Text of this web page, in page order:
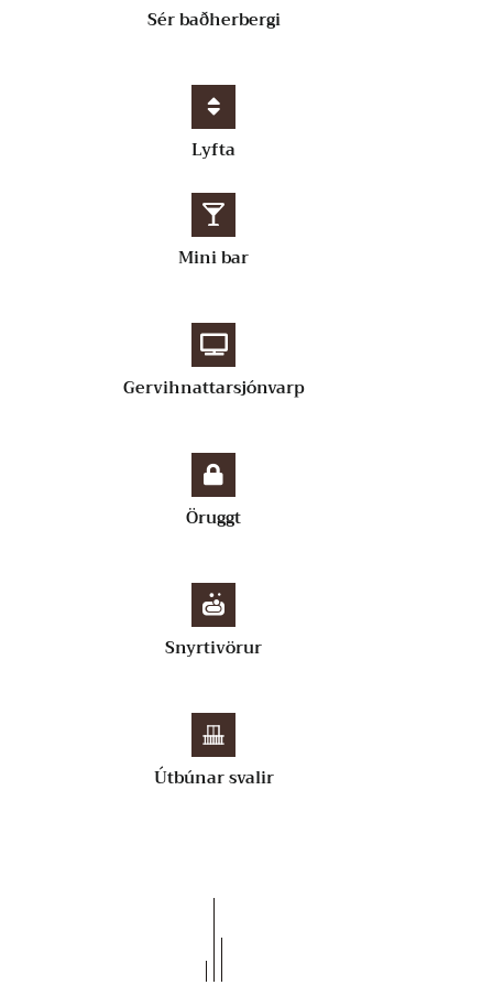
Sér baðherbergi
Lyfta
Mini bar
Gervihnattarsjónvarp
Öruggt
Snyrtivörur
Útbúnar svalir